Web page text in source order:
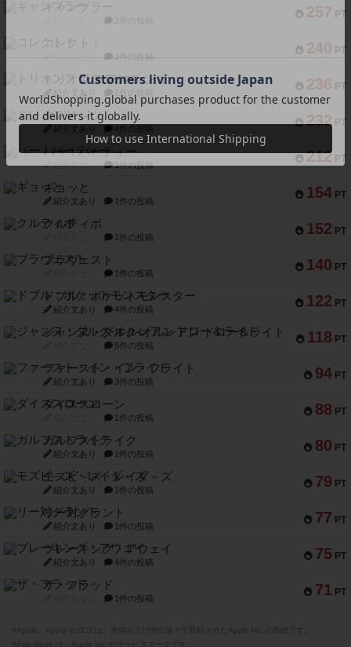
257 PT
ギャンブラー
2件の投稿
240 PT
コレクト！
紹介文なし 1件の投稿
236 PT
トリオンフ ア マレンゴ
紹介文あり 1件の投稿
232 PT
エレメンツ
紹介文あり 4件の投稿
212 PT
バー！パーティー
紹介文なし 1件の投稿
154 PT
ギョッと
紹介文あり 1件の投稿
152 PT
クルティボ
1件の投稿
140 PT
ブラヴェスト
1件の投稿
122 PT
ドブル：ポケットモンスター
紹介文あり 4件の投稿
118 PT
ジャンヌ・ダルク-オルレアン ドロー＆ライト
5件の投稿
94 PT
ファースト・イン・フライト
紹介文あり 3件の投稿
88 PT
ダイススローン
1件の投稿
80 PT
ガルフストライク
紹介文あり 1件の投稿
79 PT
モズビ－ズ・レイダ－ズ
紹介文あり 1件の投稿
77 PT
リー対グラント
紹介文あり 1件の投稿
75 PT
ブレーキング・アウェイ
紹介文あり 4件の投稿
71 PT
ザ・フラッド
1件の投稿
※Apple、Apple のロゴ は、米国および他の国々で登録されたApple Inc.の商標です。
※App Store は、Apple Inc.のサービスマークです。